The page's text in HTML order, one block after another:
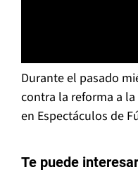
Durante el pasado
contra la reforma a la
en Espectáculos de
Te puede interesar